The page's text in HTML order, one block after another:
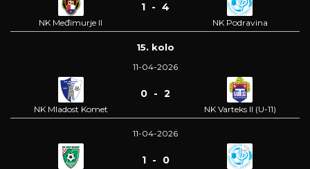
NK Međimurje II
1 - 4
NK Podravina
15. kolo
11-04-2026
NK Mladost Komet
0 - 2
NK Varteks II (U-11)
11-04-2026
1 - 0